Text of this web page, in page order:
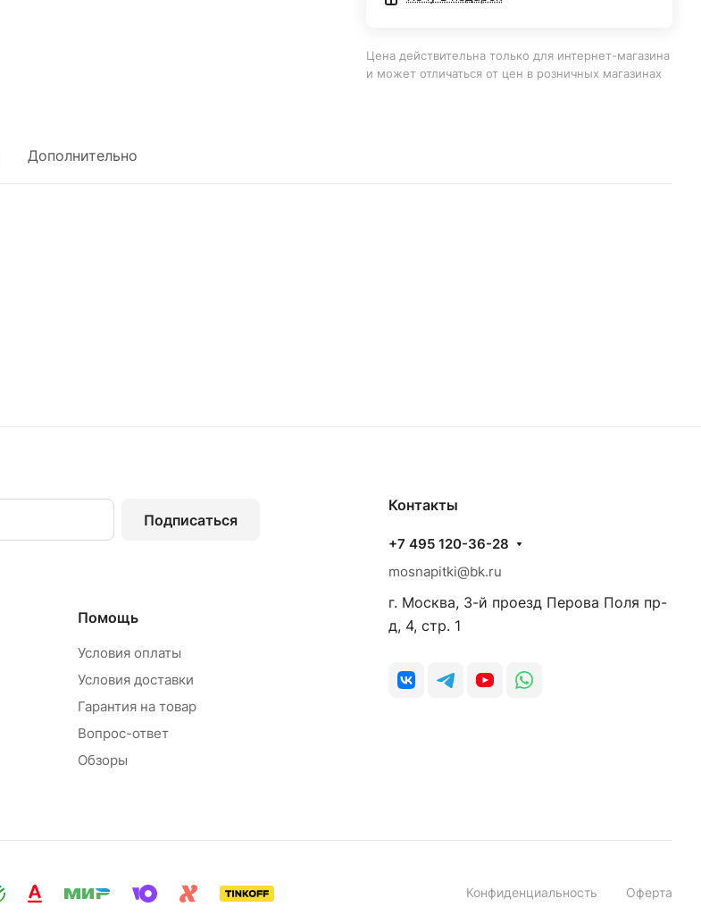
Цена действительна только для интернет-магазина
и может отличаться от цен в розничных магазинах
Дополнительно
Подписаться
Помощь
Условия оплаты
Условия доставки
Гарантия на товар
Вопрос-ответ
Обзоры
Контакты
+7 495 120-36-28
mosnapitki@bk.ru
г. Москва, 3-й проезд Перова Поля пр-
д, 4, стр. 1
Конфиденциальность Оферта